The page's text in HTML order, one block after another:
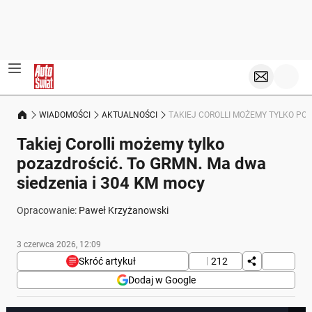
WIADOMOŚCI AKTUALNOŚCI TAKIEJ COROLLI MOŻEMY TYLKO
Takiej Corolli możemy tylko
pozazdrościć. To GRMN. Ma dwa
siedzenia i 304 KM mocy
Opracowanie: Paweł Krzyżanowski
3 czerwca 2026, 12:09
Skróć artykuł
212
Dodaj w Google